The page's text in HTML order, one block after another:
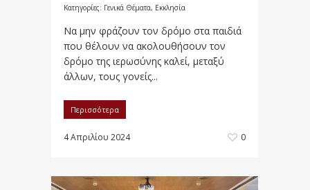
Κατηγορίες: Γενικά Θέματα, Εκκλησία
Να μην φρά­ζουν τον δρό­μο στα παιδιά
που θέλουν να ακολουθήσουν τον
δρόμο της ιερωσύνης καλεί, μεταξύ
άλλων, τους γονείς...
Περισσότερα
4 Απριλίου 2024 0